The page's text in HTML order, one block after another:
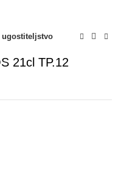
ugostiteljstvo
21cl TP.12